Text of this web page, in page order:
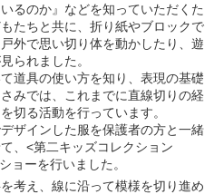
るのか』などを知っていただくた
たちと共に、折り紙やブロックで
外で思い切り体を動かしたり、遊
られました。
道具の使い方を知り、表現の基礎
みでは、これまでに直線切りの経
切る活動を行っています。
ザインした服を保護者の方と一緒
、<第二キッズコレクション
ョーを行いました。
考え、線に沿って模様を切り進め